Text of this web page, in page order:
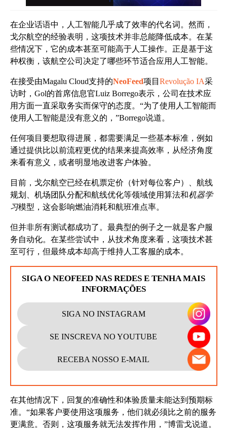
在企业话语中，人工智能几乎成了效率的代名词。然而，
戈尔航空的经验表明，这项技术并非总能降低成本。在某
些情况下，它的成本甚至可能高于人工操作。正是基于这
种权衡，该航空公司决定了哪些环节适合应用人工智能。
在接受由Magalu Cloud支持的NeoFeed项目 Revolução IA采
访时，Gol的首席信息官Luiz Borrego表示，公司在技术应
用方面一直采取务实而保守的态度。“为了使用人工智能而
使用人工智能是没有意义的，”Borrego说道。
任何项目要想取得进展，都需要满足一些基本标准，例如
通过提供比以前流程更优的结果来提高效率，从经济角度
来看有意义，或者明显地改进客户体验。
目前，戈尔航空已经在机票定价（针对每位客户）、航线
规划、机场团队分配和航线优化等领域使用算法和机器学
习模型，这会影响燃油消耗和航班准点率。
但并非所有测试都成功了。最典型的例子之一就是客户服
务自动化。在某些尝试中，从技术角度来看，这项技术甚
至可行，但最终成本却高于维持人工客服的成本。
SIGA O NEOFEED NAS REDES E TENHA MAIS
INFORMAÇÕES
SIGA NO INSTAGRAM
SE INSCREVA NO YOUTUBE
RECEBA NOSSO E-MAIL
在其他情况下，回复的准确性和体验质量未能达到预期标
准。“如果客户要使用这项服务，他们就必须比之前的服务
更满意。否则，这项服务就无法发挥作用，”博雷戈说道。